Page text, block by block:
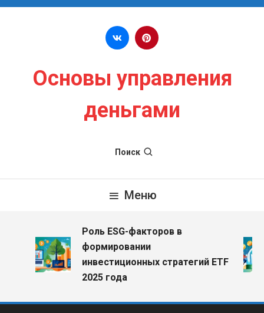
Перейти к содержимому
Основы управления
деньгами
Поиск
Меню
Роль ESG-факторов в
формировании
инвестиционных стратегий ETF
2025 года